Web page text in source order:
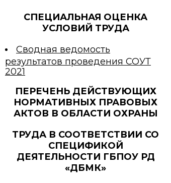
СПЕЦИАЛЬНАЯ ОЦЕНКА
УСЛОВИЙ ТРУДА
Сводная ведомость
результатов проведения СОУТ
2021
ПЕРЕЧЕНЬ ДЕЙСТВУЮЩИХ
НОРМАТИВНЫХ ПРАВОВЫХ
АКТОВ В ОБЛАСТИ ОХРАНЫ
ТРУДА В СООТВЕТСТВИИ СО
СПЕЦИФИКОЙ
ДЕЯТЕЛЬНОСТИ ГБПОУ РД
«ДБМК»